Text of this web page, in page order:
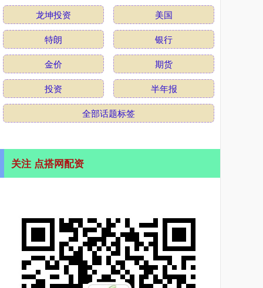
龙坤投资
美国
特朗
银行
金价
期货
投资
半年报
全部话题标签
关注 点搭网配资